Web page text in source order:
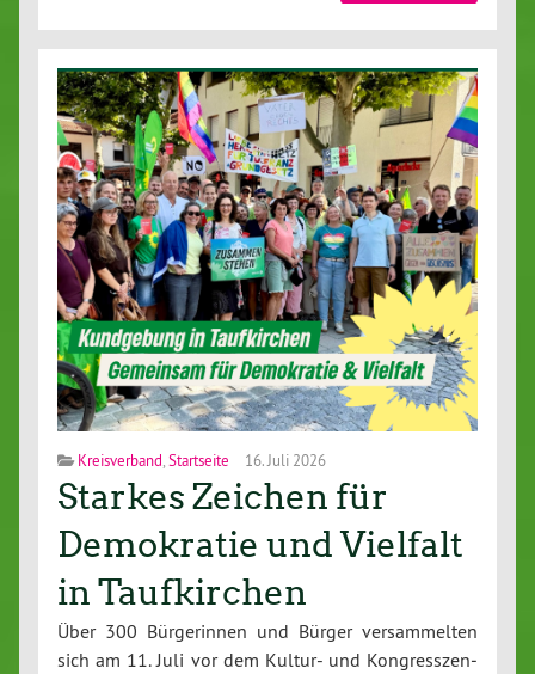
Kreisverband,Startseite 16. Juli 2026
Starkes Zeichen für
Demokratie und Vielfalt
in Taufkirchen
Über 300 Bür­ge­rin­nen und Bürger ver­sam­mel­ten
sich am 11. Juli vor dem Kultur- und Kon­gress­zen­